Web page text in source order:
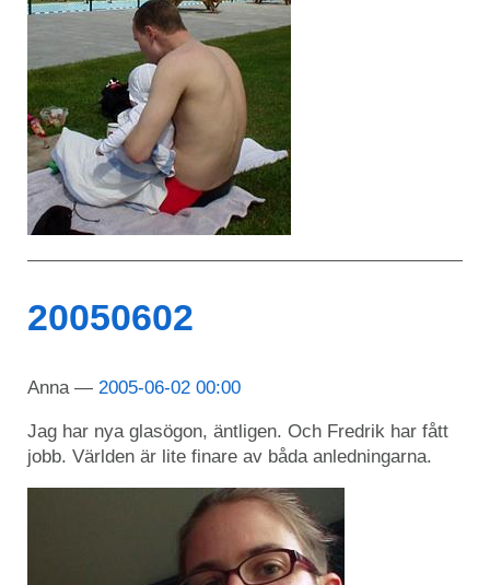
20050602
Anna 2005-06-02 00:00
Jag har nya glasögon, äntligen. Och Fredrik har fått
jobb. Världen är lite finare av båda anledningarna.